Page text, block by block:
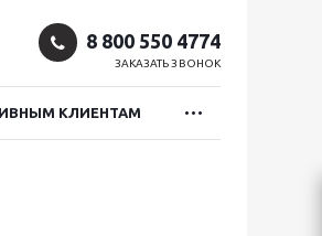
8 800 550 4774
ЗАКАЗАТЬ ЗВОНОК
КЛИЕНТАМ